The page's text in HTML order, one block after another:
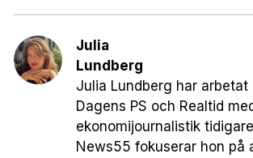
Julia
Lundberg
Julia Lundberg har arbetat
Dagens PS och Realtid
ekonomijournalistik
News55 fokuserar hon på